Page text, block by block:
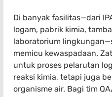
Di banyak fasilitas—dari
logam, pabrik kimia,
laboratorium
memicu kewaspadaan.
untuk proses pelarutan
reaksi kimia, tetapi juga
organisme air. Bagi tim